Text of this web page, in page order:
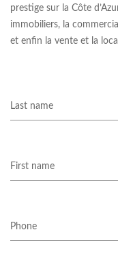
prestige sur la Côte
immobiliers, la
et enfin la vente et la